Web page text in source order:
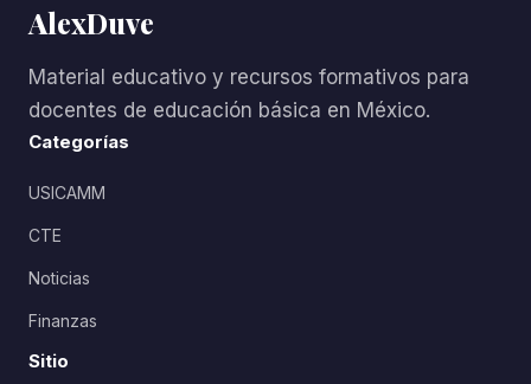
AlexDuve
Material educativo y recursos formativos para
docentes de educación básica en México.
Categorías
USICAMM
CTE
Noticias
Finanzas
Sitio